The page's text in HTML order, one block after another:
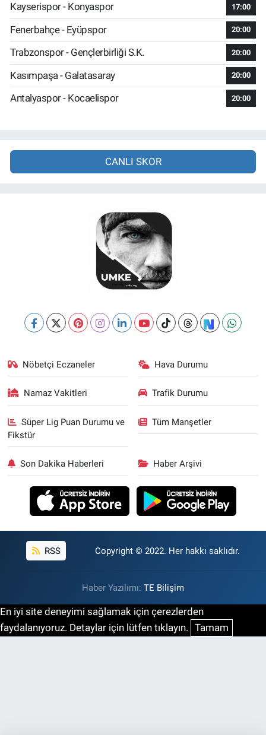
Kayserispor - Konyaspor
17:00
Fenerbahçe - Eyüpspor 20:00
Trabzonspor - Gençlerbirliği S.K. 20:00
Kasımpaşa - Galatasaray 20:00
Antalyaspor - Kocaelispor 20:00
CANLI SKOR
Nöbetçi Eczaneler Hava Durumu
Namaz Vakitleri Trafik Durumu
Süper Lig Puan Durumu ve
Fikstür
Tüm Manşetler
Son Dakika Haberleri Haber Arşivi
RSS Copyright © 2022. Her hakkı saklıdır.
Haber Yazılımı: TE Bilişim
En iyi site deneyimi sağlamak için çerezlerden
faydalanıyoruz. Detaylar için lütfen tıklayın. Tamam